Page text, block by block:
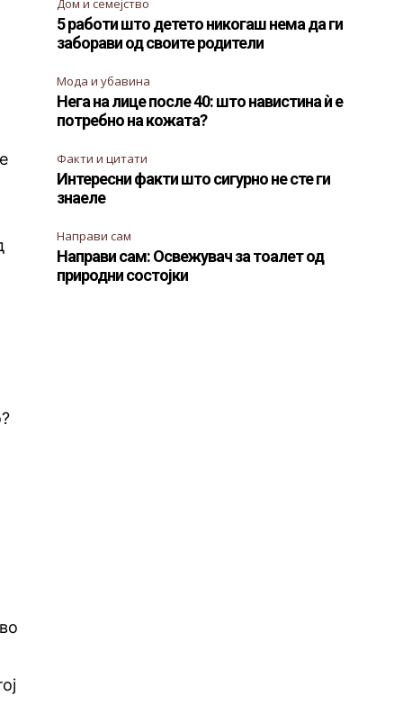
Дом и семејство
5 работи што детето никогаш нема да ги
заборави од своите родители
Мода и убавина
Нега на лице после 40: што навистина ѝ е
потребно на кожата?
Факти и цитати
Интересни факти што сигурно не сте ги
знаеле
Направи сам
Направи сам: Освежувач за тоалет од
природни состојки